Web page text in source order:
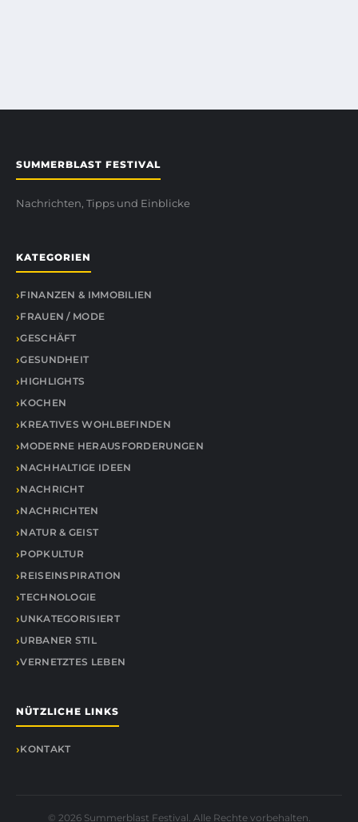
SUMMERBLAST FESTIVAL
Nachrichten, Tipps und Einblicke
KATEGORIEN
FINANZEN & IMMOBILIEN
FRAUEN / MODE
GESCHÄFT
GESUNDHEIT
HIGHLIGHTS
KOCHEN
KREATIVES WOHLBEFINDEN
MODERNE HERAUSFORDERUNGEN
NACHHALTIGE IDEEN
NACHRICHT
NACHRICHTEN
NATUR & GEIST
POPKULTUR
REISEINSPIRATION
TECHNOLOGIE
UNKATEGORISIERT
URBANER STIL
VERNETZTES LEBEN
NÜTZLICHE LINKS
KONTAKT
© 2026 Summerblast Festival. Alle Rechte vorbehalten.